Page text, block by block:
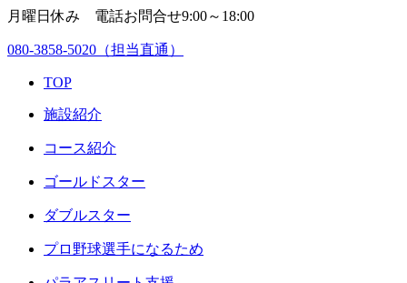
月曜日休み 電話お問合せ9:00～18:00
080-3858-5020 （担当直通）
TOP
施設紹介
コース紹介
ゴールドスター
ダブルスター
プロ野球選手になるため